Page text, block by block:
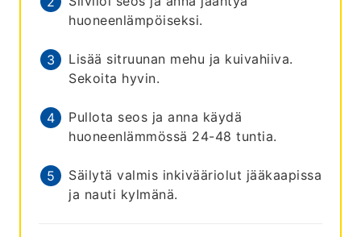
huoneenlämpöiseksi.
Lisää sitruunan mehu ja kuivahiiva.
Sekoita hyvin.
Pullota seos ja anna käydä
huoneenlämmössä 24-48 tuntia.
Säilytä valmis inkivääriolut jääkaapissa
ja nauti kylmänä.